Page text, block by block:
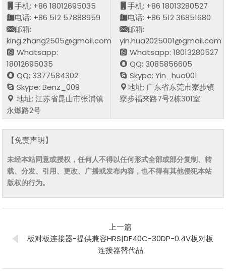
手机: +86 18012695035
电话: +86 512 57888959
邮箱:
king.zhang2505@gmail.com
Whatsapp:
18012695035
QQ: 3377584302
Skype: Benz_009
地址: 江苏省昆山市张浦镇
永燃路2号
手机: +86 18013280527
电话: +86 512 36851680
邮箱:
yin.hua2025001@gmail.com
Whatsapp: 18013280527
QQ: 3085856605
Skype: Yin_hua001
地址: 广东省东莞市寮步镇
寮步福来路7号2栋301室
【免责声明】
未经本站同意或授权，任何人不得以任何形式全部或部分复制、转
载、分发、引用、更改、广播或发布内容，也不得有其他侵犯本站
版权的行为。
上一篇
板对板连接器-提供兼容HRS|DF40C-30DP-0.4V板对板
连接器替代品